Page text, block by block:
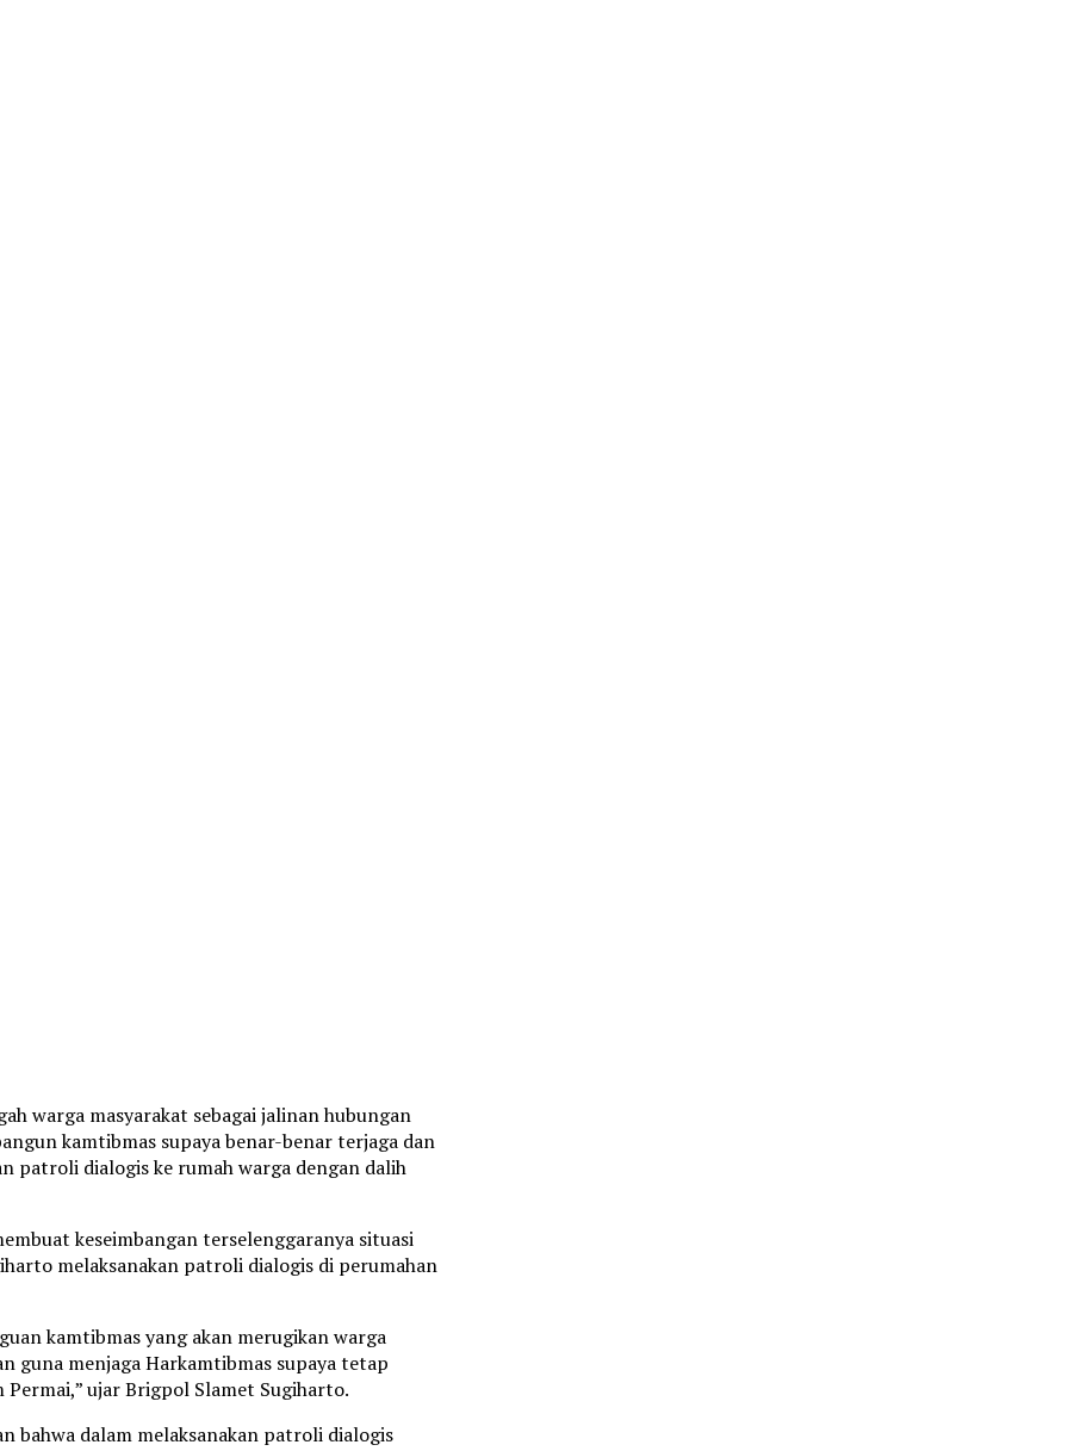
warga masyarakat sebagai jalinan hubungan
kamtibmas supaya benar-benar terjaga dan
patroli dialogis ke rumah warga dengan dalih
keseimbangan terselenggaranya situasi
melaksanakan patroli dialogis di perumahan
kamtibmas yang akan merugikan warga
menjaga Harkamtibmas supaya tetap
Permai,” ujar Brigpol Slamet Sugiharto.
bahwa dalam melaksanakan patroli dialogis